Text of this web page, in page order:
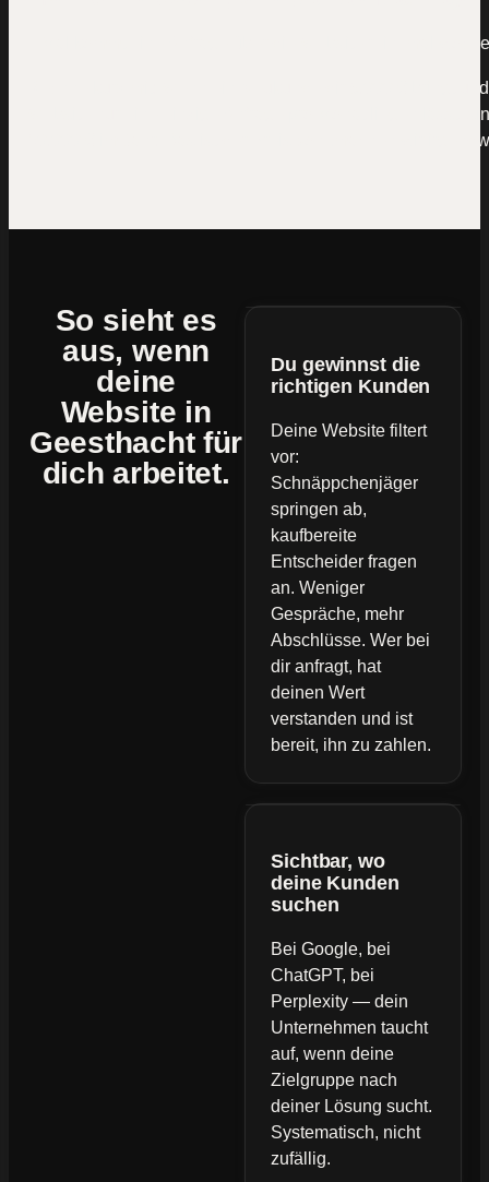
Mal kommt eine Anfrage über die Website rein, mal
Rechne kurz mit: Wenn ein Neukunde dir 5.000 € bringt
Website nur eine einzige Anfrage pro Monat liegen lässt,
60.000 € im Jahr. Das ist der Preis von „machen wir
So sieht es
aus, wenn
deine
Website in
Geesthacht für
dich arbeitet.
Du gewinnst die
richtigen Kunden
Deine Website filtert
vor:
Schnäppchenjäger
springen ab,
kaufbereite
Entscheider fragen
an. Weniger
Gespräche, mehr
Abschlüsse. Wer bei
dir anfragt, hat
deinen Wert
verstanden und ist
bereit, ihn zu zahlen.
Sichtbar, wo
deine Kunden
suchen
Bei Google, bei
ChatGPT, bei
Perplexity — dein
Unternehmen taucht
auf, wenn deine
Zielgruppe nach
deiner Lösung sucht.
Systematisch, nicht
zufällig.